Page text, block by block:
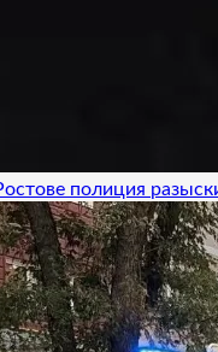
полиция